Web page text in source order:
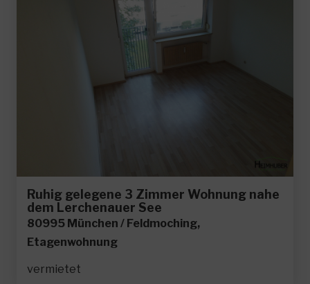
Ruhig gelegene 3 Zimmer Wohnung nahe
dem Lerchenauer See
80995 München / Feldmoching,
Etagenwohnung
vermietet